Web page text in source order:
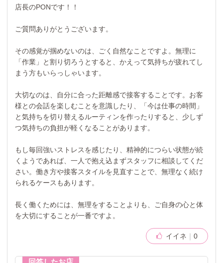
店長のPONです！！
ご質問ありがとうございます。
その感覚が掴めないのは、ごく自然なことですよ。無理に
「作業」と割り切ろうとすると、かえって気持ちが疲れてし
まう方もいらっしゃいます。
大切なのは、自分に合った距離感で接客することです。お客
様との会話を楽しむことを意識したり、「今は仕事の時間」
と気持ちを切り替えるルーティンを作ったりすると、少しず
つ気持ちの負担が軽くなることがあります。
もし毎回強いストレスを感じたり、精神的につらい状態が続
くようであれば、一人で抱え込まずスタッフに相談してくだ
さい。働き方や接客スタイルを見直すことで、無理なく続け
られるケースもあります。
長く働くためには、無理をすることよりも、ご自身の心と体
を大切にすることが一番ですよ。
イイネ 0